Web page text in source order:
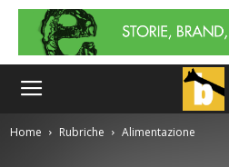
Home Rubriche Alimentazione